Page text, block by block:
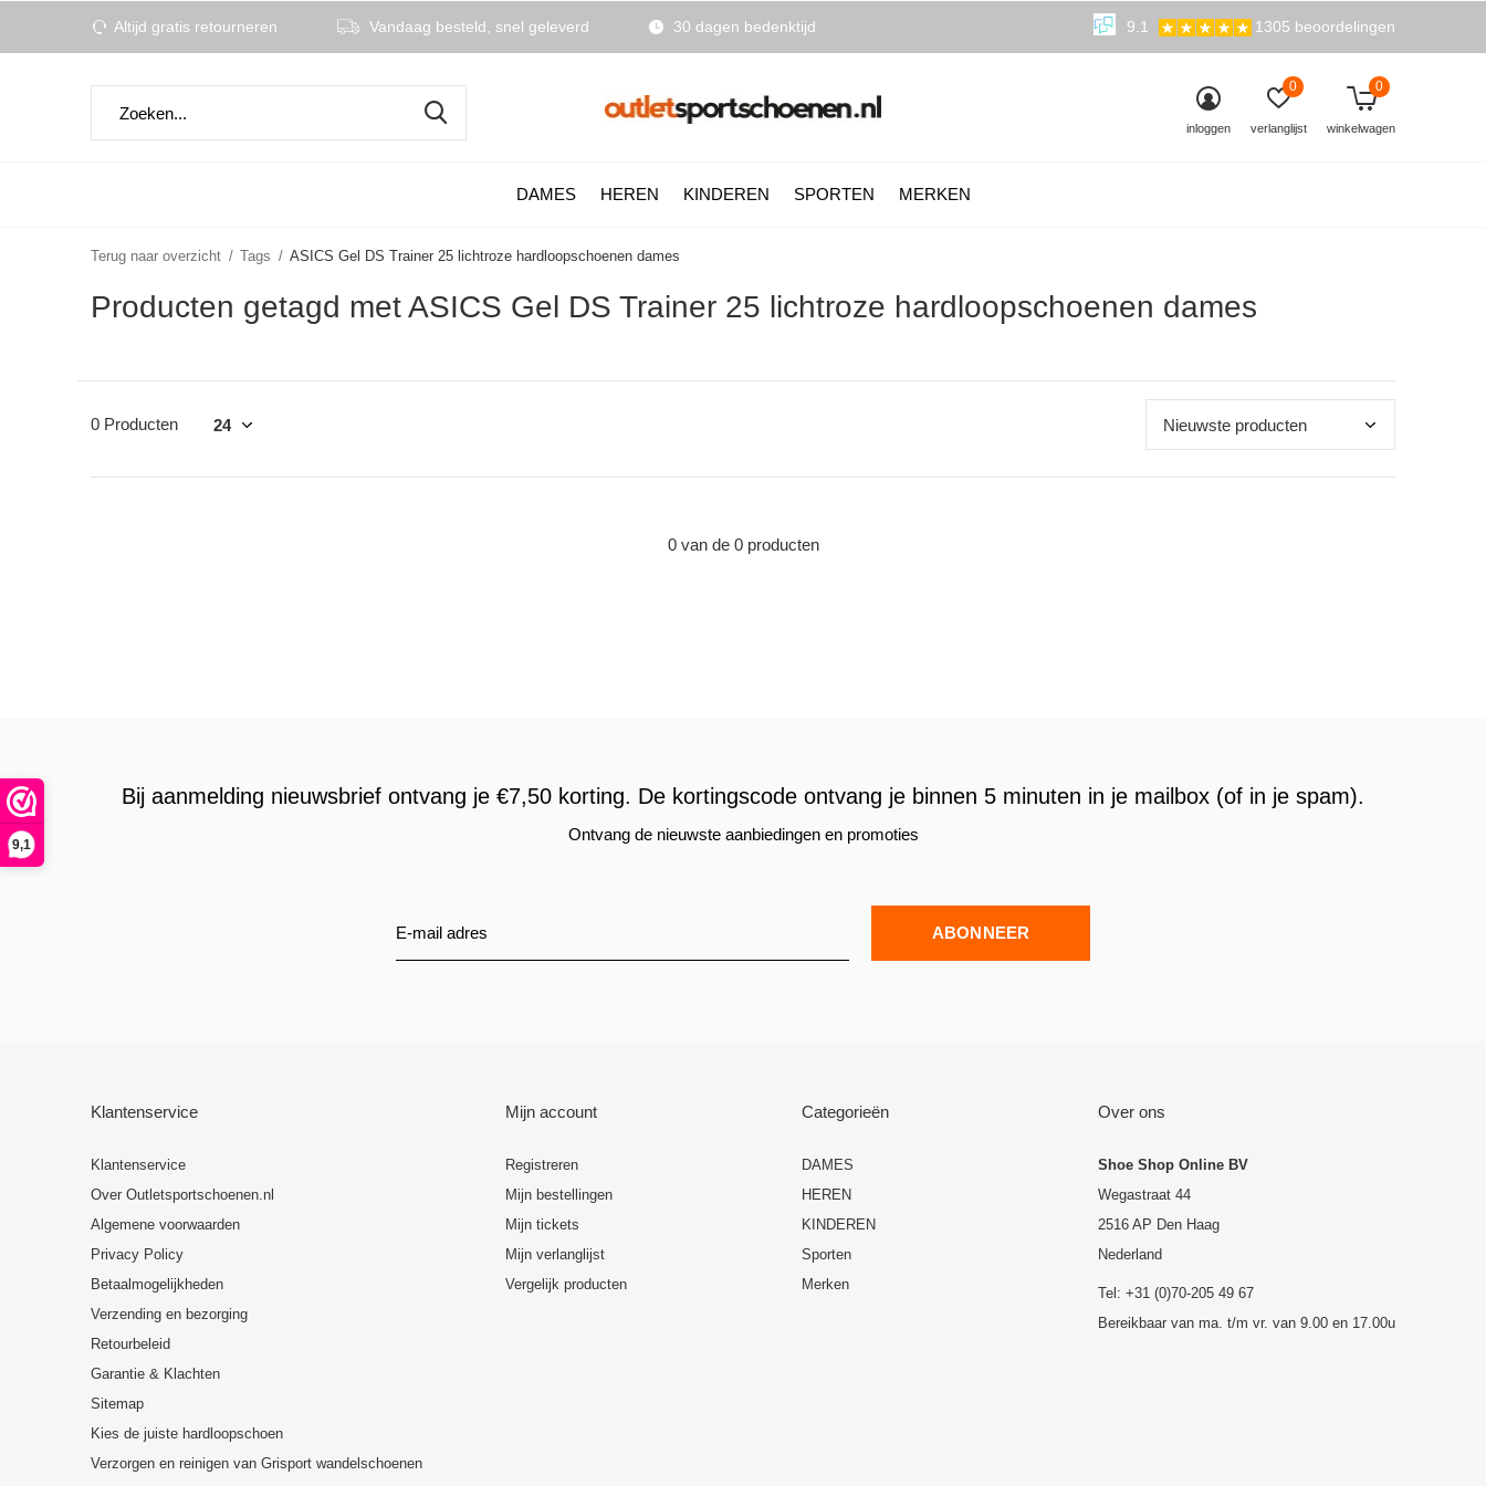
9,1
DAMES HEREN KINDEREN SPORTEN MERKEN
inloggen verlanglijst
0
winkelwagen
0
Altijd gratis retourneren Vandaag besteld, snel geleverd 30 dagen bedenktijd 9.1 1305 beoordelingen
Terug naar overzicht Tags ASICS Gel DS Trainer 25 lichtroze hardloopschoenen dames
Producten getagd met ASICS Gel DS Trainer 25 lichtroze hardloopschoenen dames
0 Producten
0 van de 0 producten
Bij aanmelding nieuwsbrief ontvang je €7,50 korting. De kortingscode ontvang je binnen 5 minuten in je mailbox (of in je spam).
Ontvang de nieuwste aanbiedingen en promoties
ABONNEER
Klantenservice
Klantenservice
Over Outletsportschoenen.nl
Algemene voorwaarden
Privacy Policy
Betaalmogelijkheden
Verzending en bezorging
Retourbeleid
Garantie & Klachten
Sitemap
Kies de juiste hardloopschoen
Verzorgen en reinigen van Grisport wandelschoenen
Mijn account
Registreren
Mijn bestellingen
Mijn tickets
Mijn verlanglijst
Vergelijk producten
Categorieën
DAMES
HEREN
KINDEREN
Sporten
Merken
Over ons
Shoe Shop Online BV
Wegastraat 44
2516 AP Den Haag
Nederland
Tel: +31 (0)70-205 49 67
Bereikbaar van ma. t/m vr. van 9.00 en 17.00u